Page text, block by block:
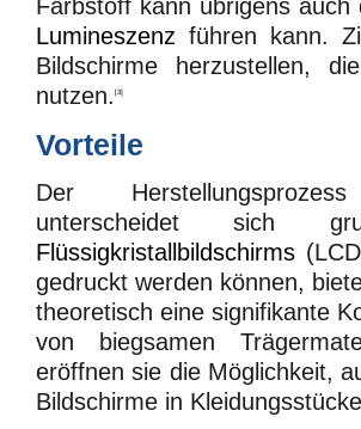
Farbstoff kann übrigens
Lumineszenz führen kann.
Bildschirme herzustellen,
nutzen. [3]
Vorteile
Der
unterscheidet sich
Flüssigkristallbildschirms
gedruckt werden können,
theoretisch eine signifikante
von biegsamen
eröffnen sie die Möglichkeit,
Bildschirme in